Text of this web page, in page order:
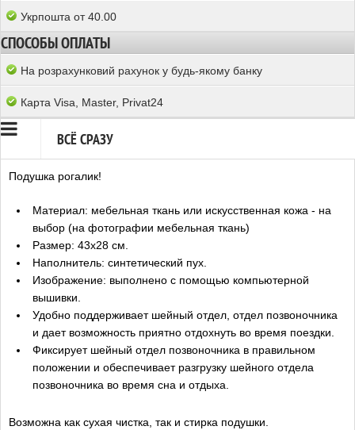
Укрпошта от 40.00
СПОСОБЫ ОПЛАТЫ
На розрахунковий рахунок у будь-якому банку
Карта Visa, Master, Privat24
ВСЁ СРАЗУ
Подушка рогалик!
Материал: мебельная ткань или искусственная кожа - на
выбор (на фотографии мебельная ткань)
Размер: 43x28 см.
Наполнитель: синтетический пух.
Изображение: выполнено с помощью компьютерной
вышивки.
Удобно поддерживает шейный отдел, отдел позвоночника
и дает возможность приятно отдохнуть во время поездки.
Фиксирует шейный отдел позвоночника в правильном
положении и обеспечивает разгрузку шейного отдела
позвоночника во время сна и отдыха.
Возможна как сухая чистка, так и стирка подушки.